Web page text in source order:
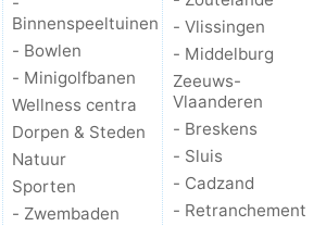
Binnenspeeltuinen
- Bowlen
- Minigolfbanen
Wellness centra
Dorpen & Steden
Natuur
Sporten
- Zwembaden
- Vlissingen
- Middelburg
Zeeuws-
Vlaanderen
- Breskens
- Sluis
- Cadzand
- Retranchement